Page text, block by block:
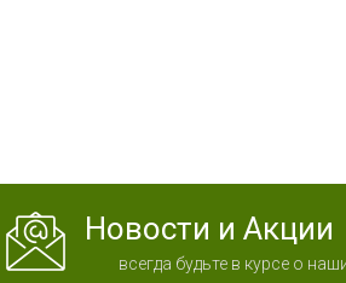
Новости и Акции
всегда будьте в курсе о